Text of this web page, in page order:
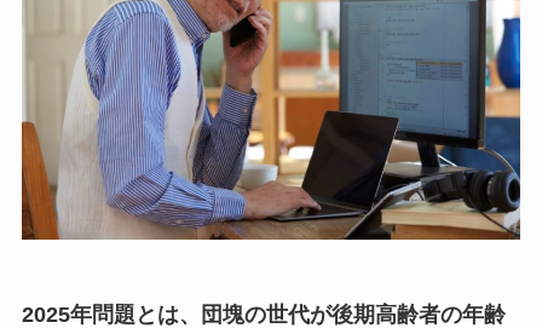
2025年問題とは、団塊の世代が後期高齢者の年齢